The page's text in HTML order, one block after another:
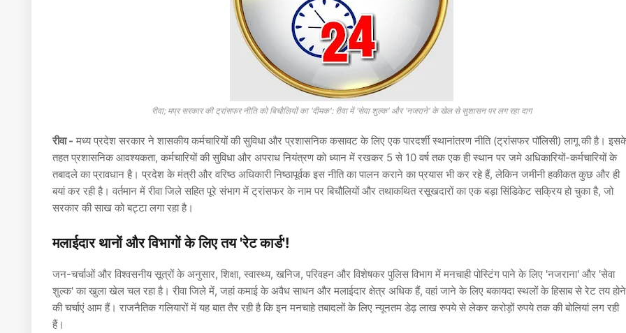
रीवा; मप्र सरकार की ट्रांसफर नीति को बिचौलियों का 'दीमक': रीवा में 'सेवा शुल्क' और 'नजराने' के खेल से सुशासन पर लग रहा दाग
रीवा - मध्य प्रदेश सरकार ने शासकीय कर्मचारियों की सुविधा और प्रशासनिक कसावट के लिए एक पारदर्शी स्थानांतरण नीति (ट्रांसफर पॉलिसी) लागू की है।
तहत प्रशासनिक आवश्यकता, कर्मचारियों की सुविधा और अपराध नियंत्रण को ध्यान में रखकर 5 से 10 वर्ष तक एक ही स्थान पर जमे अधिकारियों-कर्मचारियों के
तबादले का प्रावधान है। प्रदेश के मंत्री और वरिष्ठ अधिकारी निष्ठापूर्वक इस नीति का पालन कराने का प्रयास भी कर रहे हैं, लेकिन जमीनी हकीकत कुछ और ही
बयां कर रही है। वर्तमान में रीवा जिले सहित पूरे संभाग में ट्रांसफर के नाम पर बिचौलियों और तथाकथित रसूखदारों का एक बड़ा सिंडिकेट सक्रिय हो चुका है, जो
सरकार की साख को बट्टा लगा रहा है।
मलाईदार थानों और विभागों के लिए तय 'रेट कार्ड'!
जन-चर्चाओं और विश्वसनीय सूत्रों के अनुसार, शिक्षा, स्वास्थ्य, खनिज, परिवहन और विशेषकर पुलिस विभाग में मनचाही पोस्टिंग पाने के लिए 'नजराना' और 'सेवा
शुल्क' का खुला खेल चल रहा है। रीवा जिले में, जहां कमाई के अवैध साधन और मलाईदार क्षेत्र अधिक हैं, वहां जाने के लिए बकायदा स्थलों के हिसाब से रेट तय होने
की चर्चाएं आम हैं। राजनैतिक गलियारों में यह बात तैर रही है कि इन मनचाहे तबादलों के लिए न्यूनतम डेढ़ लाख रुपये से लेकर करोड़ों रुपये तक की बोलियां लग रही
हैं।